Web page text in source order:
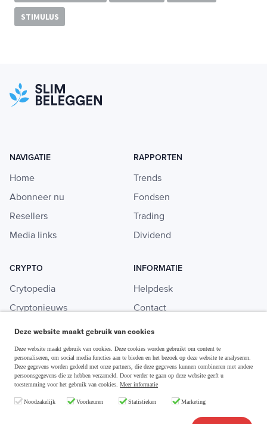
STIMULUS
NAVIGATIE
Home
Abonneer nu
Resellers
Media links
RAPPORTEN
Trends
Fondsen
Trading
Dividend
CRYPTO
Crytopedia
Cryptonieuws
Crypto koopgids
Investeren in crypto
INFORMATIE
Helpdesk
Contact
Adverteren
Disclaimer & Privacy
Deze website maakt gebruik van cookies
Deze website maakt gebruik van cookies. Deze cookies worden gebruikt om content te
personaliseren, om social media functies aan te bieden en het bezoek op deze website te analyseren.
Deze gegevens worden gedeeld met onze partners, die deze gegevens kunnen combineren met andere
persoonsgegevens die ze hebben verzameld. Door verder te gaan op deze website geeft u
toestemming voor het gebruik van cookies. Meer informatie
Noodzakelijk Voorkeuren Statistieken Marketing